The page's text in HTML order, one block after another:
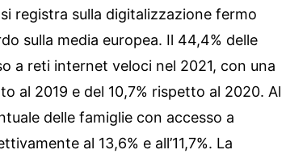
registra sulla digitalizzazione fermo
sulla media europea. Il 44,4% delle
a reti internet veloci nel 2021, con una
al 2019 e del 10,7% rispetto al 2020. Al
delle famiglie con accesso a
al 13,6% e all’11,7%. La